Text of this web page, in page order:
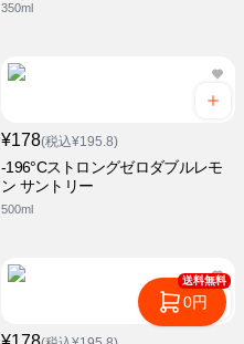
350ml
¥178(税込¥195.8)
-196°Cストロングゼロダブルレモ
ン サントリー
500ml
送料無料
0円